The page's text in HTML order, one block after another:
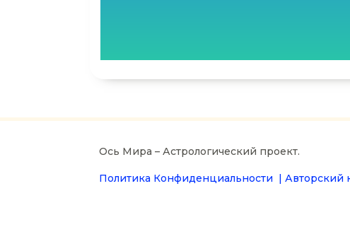
Ось Мира – Астрологический проект.
Политика Конфиденциальности |Авторский